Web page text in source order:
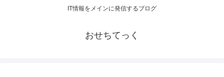
IT情報をメインに発信するブログ
おせちてっく